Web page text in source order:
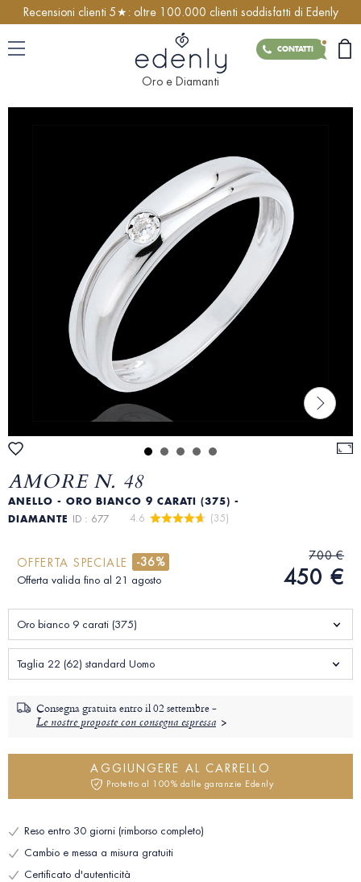
Recensioni clienti 5★: oltre 100.000 clienti soddisfatti di Edenly
CONTATTI
Oro e Diamanti
AMORE N. 48
ANELLO - ORO BIANCO 9 CARATI (375) -
DIAMANTE ID : 677 4.6 (35)
OFFERTA SPECIALE -36%
Offerta valida fino al 21 agosto
700 €
450 €
Oro bianco 9 carati (375)
Taglia 22 (62) standard Uomo
Consegna gratuita entro il02 settembre -
Le nostre proposte con consegna espressa
AGGIUNGERE AL CARRELLO
Protetto al 100% dalle garanzie Edenly
Reso entro 30 giorni (rimborso completo)
Cambio e messa a misura gratuiti
Certificato d'autenticità